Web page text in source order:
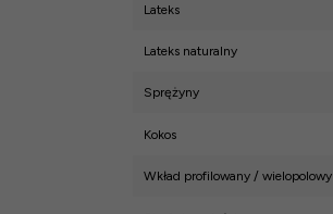
Lateks
Lateks naturalny
Sprężyny
Kokos
Wkład profilowany / wielopolowy